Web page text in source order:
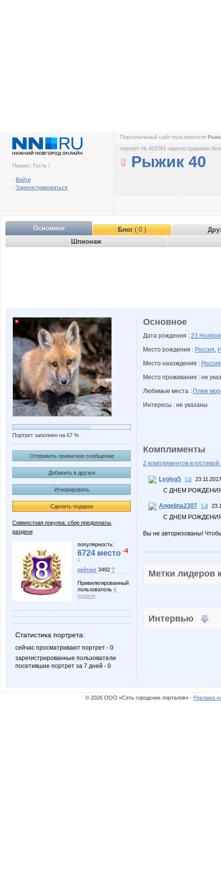
Привет, Гость !
- Войти
- Зарегистрироваться
Персональный сайт пользователя
портрет № 453761 зарегистрирован
Рыжик 40
Основное Блог( 0 )
Шпионаж
Портрет заполнен на 67 %
Отправить приватное сообщение
Добавить в друзья
Игнорировать
Сделать подарок
Совместная покупка: сбор предоплаты,
раздачи
популярность:
6724 место -4
↓
рейтинг 3492 ?
Привилегированный
пользователь 8
уровня
Статистика портрета:
сейчас просматривают портрет - 0
зарегистрированные пользователи
посетившие портрет за 7 дней - 0
Основное
Дата рождения : 23
Место рождения : Россия,
Место нахождения : Россия
Место проживания : не
Любимые места : Пляж
Интересы : не указаны
Комплименты
2 комплиментов в гостевой
Lyolya5
С ДНЕМ
Angelina2307
С ДНЕМ
Вы не авторизованы!
Метки
Интервью
© 2026 ООО «Сеть городских порталов» · Реклама